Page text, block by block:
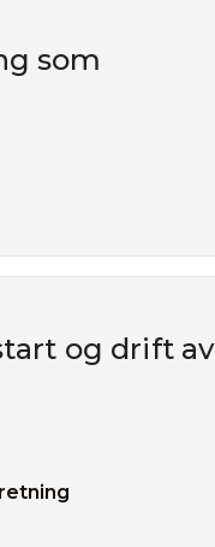
som
og drift av